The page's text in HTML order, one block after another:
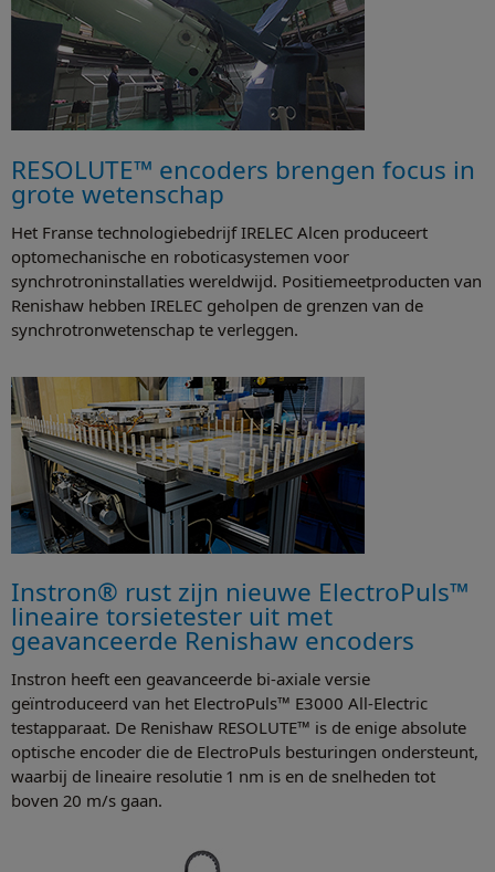
RESOLUTE™ encoders brengen focus in
grote wetenschap
Het Franse technologiebedrijf IRELEC Alcen produceert
optomechanische en roboticasystemen voor
synchrotroninstallaties wereldwijd. Positiemeetproducten van
Renishaw hebben IRELEC geholpen de grenzen van de
synchrotronwetenschap te verleggen.
Instron® rust zijn nieuwe ElectroPuls™
lineaire torsietester uit met
geavanceerde Renishaw encoders
Instron heeft een geavanceerde bi-axiale versie
geïntroduceerd van het ElectroPuls™ E3000 All-Electric
testapparaat. De Renishaw RESOLUTE™ is de enige absolute
optische encoder die de ElectroPuls besturingen ondersteunt,
waarbij de lineaire resolutie 1 nm is en de snelheden tot
boven 20 m/s gaan.